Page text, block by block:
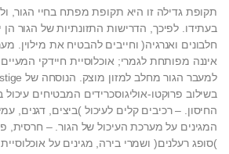
תקופת גדילה זו היא תקופת מפתח בחיי הגור,
בעתידו. לפיכך, הדרישות התזונתיות של הגור הן
חלבונים ואנרגיה( וחייבים להבטיח את מילוין.
איננה מפותחת לגמרי; אוכלוסיית חיידקי
בשילוב פרוקטו-אוליגוסכרידים המבטיחים עיכול
החיסון. – רכיבים קלים לעיכול )ביצים, דגנים,
המגינים על מערכת העיכול של הגור. – חרסית,
)סופג רעלנים( ושמרי בירה, מגינים על